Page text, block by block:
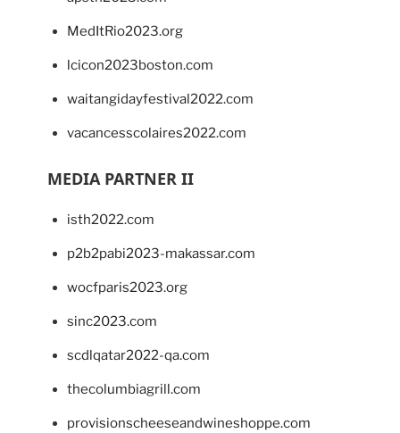
MedItRio2023.org
lcicon2023boston.com
waitangidayfestival2022.com
vacancesscolaires2022.com
MEDIA PARTNER II
isth2022.com
p2b2pabi2023-makassar.com
wocfparis2023.org
sinc2023.com
scdlqatar2022-qa.com
thecolumbiagrill.com
provisionscheeseandwineshoppe.com